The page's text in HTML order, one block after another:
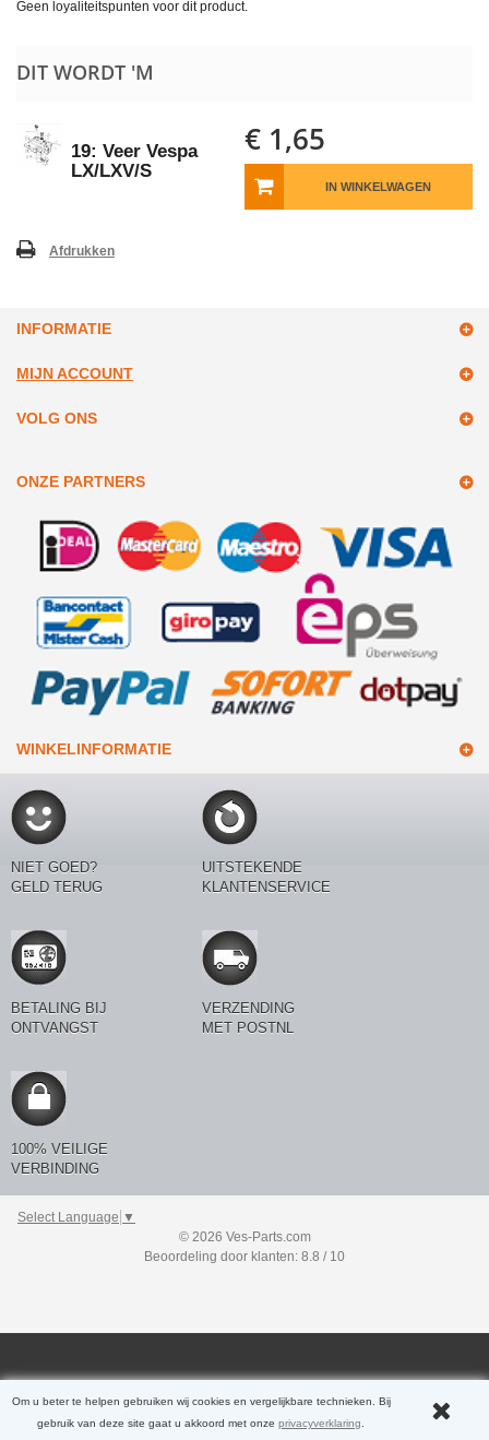
Geen loyaliteitspunten voor dit product.
DIT WORDT 'M
19: Veer Vespa
LX/LXV/S
€ 1,65
IN WINKELWAGEN
Afdrukken
INFORMATIE
MIJN ACCOUNT
VOLG ONS
ONZE PARTNERS
WINKELINFORMATIE
NIET GOED?
GELD TERUG
UITSTEKENDE
KLANTENSERVICE
BETALING BIJ
ONTVANGST
VERZENDING
MET POSTNL
100% VEILIGE
VERBINDING
Om u beter te helpen gebruiken wij cookies en vergelijkbare technieken. Bij
gebruik van deze site gaat u akkoord met onze privacyverklaring
Select Language ▼
© 2026 Ves-Parts.com
Beoordeling door klanten: 8.8 / 10